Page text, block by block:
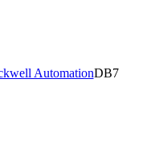
AutomationDB7